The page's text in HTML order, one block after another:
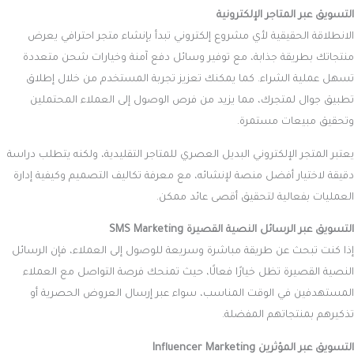
التسويق عبر المتاجر الإلكترونية
الانطلاقة الحقيقية لأي مشروع إلكتروني تبدأ بإنشاء متجر احترافي يعرض
منتجاتك بطريقة جذابة، مع توفير وسائل دفع آمنة وخيارات شحن متعددة
تسهل عملية الشراء. كما يمكنك تعزيز تجربة المستخدم من خلال إطلاق
تطبيق جوال لمتجرك، مما يزيد من فرص الوصول إلى العملاء المحتملين
وتحقيق مبيعات مستمرة.
يعتبر المتجر الإلكتروني البديل العصري للمتاجر التقليدية، ولكنه يتطلب دراسة
دقيقة لاختيار أفضل منصة لإنشائه، مع معرفة تكاليف التصميم وكيفية إدارة
العمليات بفعالية لتحقيق أقصى عائد ممكن.
التسويق عبر الرسائل النصية القصيرة SMS Marketing
إذا كنت تبحث عن طريقة مباشرة وسريعة للوصول إلى العملاء، فإن الرسائل
النصية القصيرة تظل خيارًا فعالًا، حيث تمنحك فرصة التواصل مع العملاء
المستهدفين في الوقت المناسب، سواء عبر إرسال العروض الحصرية أو
تذكيرهم بمنتجاتهم المفضلة.
التسويق عبر المؤثرين Influencer Marketing